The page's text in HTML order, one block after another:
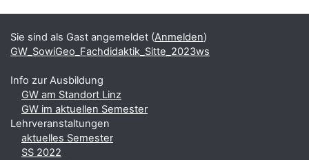
Ergänzungsblöcke
Sie sind als Gast angemeldet (Anmelden)
GW_SowiGeo_Fachdidaktik_Sitte_2023ws
Info zur Ausbildung
GW am Standort Linz
GW im aktuellen Semester
Lehrveranstaltungen
aktuelles Semester
SS 2022